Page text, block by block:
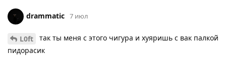
drammatic 7 июл
L0ft
так ты меня с этого чигура и хуяришь с вак палкой
пидорасик